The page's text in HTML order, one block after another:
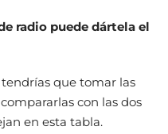
radio puede dártela el
que tomar las
con las dos
en esta tabla.